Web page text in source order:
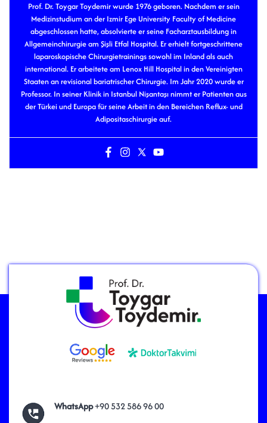
Prof. Dr. Toygar Toydemir wurde 1976 geboren. Nachdem er sein
Medizinstudium an der Izmir Ege University Faculty of Medicine
abgeschlossen hatte, absolvierte er seine Facharztausbildung in
Allgemeinchirurgie am Şişli Etfal Hospital. Er erhielt fortgeschrittene
laparoskopische Chirurgietrainings sowohl im Inland als auch
international. Er arbeitete am Lenox Hill Hospital in den Vereinigten
Staaten an revisional bariatrischer Chirurgie. Im Jahr 2020 wurde er
Professor. In seiner Klinik in Istanbul Nişantaşı nimmt er Patienten aus
der Türkei und Europa für seine Arbeit in den Bereichen Reflux- und
Adipositaschirurgie auf.
WhatsApp+90 532 586 96 00